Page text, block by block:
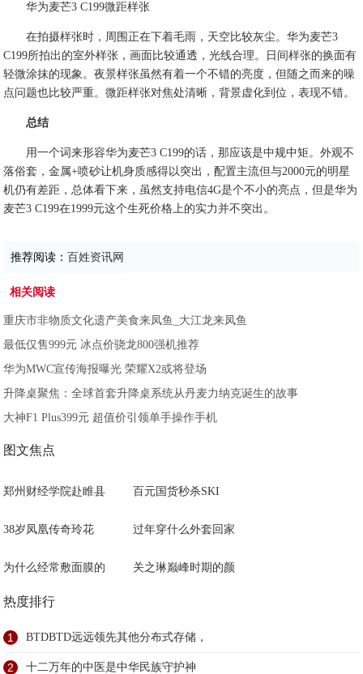
华为麦芒3 C199微距样张
在拍摄样张时，周围正在下着毛雨，天空比较灰尘。华为麦芒3
C199所拍出的室外样张，画面比较通透，光线合理。日间样张的换面有
轻微涂抹的现象。夜景样张虽然有着一个不错的亮度，但随之而来的噪
点问题也比较严重。微距样张对焦处清晰，背景虚化到位，表现不错。
总结
用一个词来形容华为麦芒3 C199的话，那应该是中规中矩。外观不
落俗套，金属+喷砂让机身质感得以突出，配置主流但与2000元的明星
机仍有差距，总体看下来，虽然支持电信4G是个不小的亮点，但是华为
麦芒3 C199在1999元这个生死价格上的实力并不突出。
推荐阅读：百姓资讯网
相关阅读
重庆市非物质文化遗产美食来凤鱼_大江龙来凤鱼
最低仅售999元 冰点价骁龙800强机推荐
华为MWC宣传海报曝光 荣耀X2或将登场
升降桌聚焦：全球首套升降桌系统从丹麦力纳克诞生的故事
大神F1 Plus399元 超值价引领单手操作手机
图文焦点
郑州财经学院赴睢县 百元国货秒杀SKI
38岁凤凰传奇玲花 过年穿什么外套回家
为什么经常敷面膜的 关之琳巅峰时期的颜
热度排行
1 BTDBTD远远领先其他分布式存储，
2 十二万年的中医是中华民族守护神